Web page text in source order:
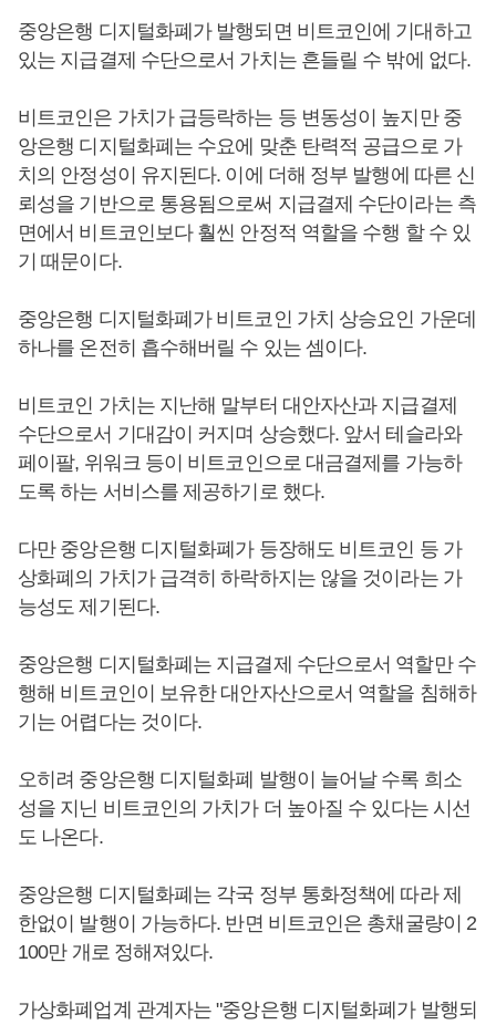
중앙은행 디지털화폐가 발행되면 비트코인에 기대하고
있는 지급결제 수단으로서 가치는 흔들릴 수 밖에 없다.
비트코인은 가치가 급등락하는 등 변동성이 높지만 중
앙은행 디지털화폐는 수요에 맞춘 탄력적 공급으로 가
치의 안정성이 유지된다. 이에 더해 정부 발행에 따른 신
뢰성을 기반으로 통용됨으로써 지급결제 수단이라는 측
면에서 비트코인보다 훨씬 안정적 역할을 수행 할 수 있
기 때문이다.
중앙은행 디지털화폐가 비트코인 가치 상승요인 가운데
하나를 온전히 흡수해버릴 수 있는 셈이다.
비트코인 가치는 지난해 말부터 대안자산과 지급결제
수단으로서 기대감이 커지며 상승했다. 앞서 테슬라와
페이팔, 위워크 등이 비트코인으로 대금결제를 가능하
도록 하는 서비스를 제공하기로 했다.
다만 중앙은행 디지털화폐가 등장해도 비트코인 등 가
상화폐의 가치가 급격히 하락하지는 않을 것이라는 가
능성도 제기된다.
중앙은행 디지털화폐는 지급결제 수단으로서 역할만 수
행해 비트코인이 보유한 대안자산으로서 역할을 침해하
기는 어렵다는 것이다.
오히려 중앙은행 디지털화폐 발행이 늘어날 수록 희소
성을 지닌 비트코인의 가치가 더 높아질 수 있다는 시선
도 나온다.
중앙은행 디지털화폐는 각국 정부 통화정책에 따라 제
한없이 발행이 가능하다. 반면 비트코인은 총채굴량이 2
100만 개로 정해져있다.
가상화폐업계 관계자는 "중앙은행 디지털화폐가 발행되